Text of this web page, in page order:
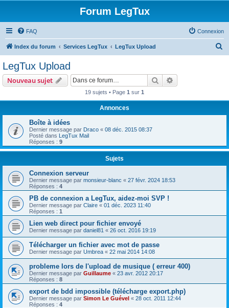
Forum LegTux
FAQ Connexion
Index du forum Services LegTux LegTux Upload
LegTux Upload
Nouveau sujet Rechercher
19 sujets • Page 1 sur 1
Annonces
Boîte à idées
Dernier message par Draco « 08 déc. 2015 08:37
Posté dans LegTux Mail
Réponses : 9
Sujets
Connexion serveur
Dernier message par monsieur-blanc « 27 févr. 2024 18:53
Réponses : 4
PB de connexion a LegTux, aidez-moi SVP !
Dernier message par Claire « 01 déc. 2023 11:40
Réponses : 1
Lien web direct pour fichier envoyé
Dernier message par daniel81 « 26 oct. 2016 19:19
Télécharger un fichier avec mot de passe
Dernier message par Umbrea « 22 mai 2014 14:08
probleme lors de l'upload de musique ( erreur 400)
Dernier message par Guillaume « 23 avr. 2012 20:17
Réponses : 8
export de bdd impossible (télécharge export.php)
Dernier message par Simon Le Guével « 28 oct. 2011 12:44
Réponses : 4